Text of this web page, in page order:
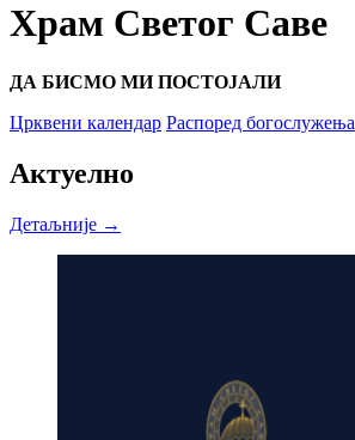
Храм Светог Саве
ДА БИСМО МИ ПОСТОЈАЛИ
Црквени календар Распоред богослужења
Актуелно
Детаљније →